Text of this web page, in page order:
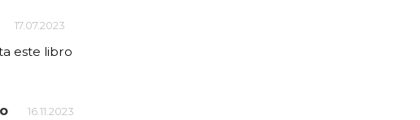
17.07.2023
este libro
16.11.2023